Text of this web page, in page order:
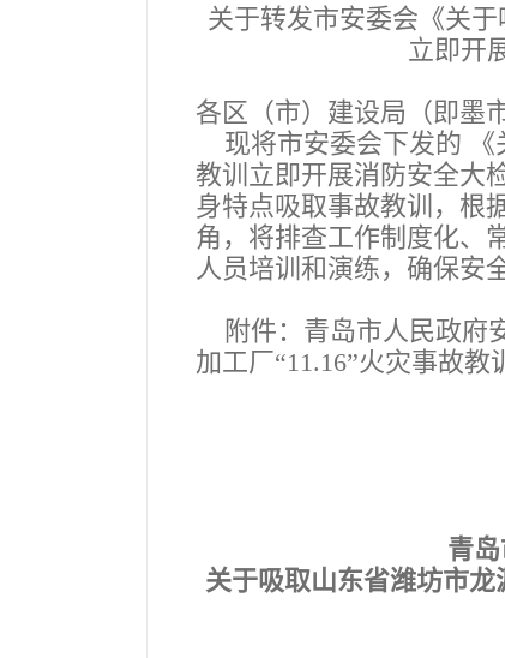
关于转发市安委会《关于
立即开
各区（市）建设局（即墨
现将市安委会下发的 《
教训立即开展消防安全大
身特点吸取事故教训，根
角，将排查工作制度化、
人员培训和演练，确保安
附件：青岛市人民政府
加工厂“11.16”火灾事故
青
关于吸取山东省潍坊市龙